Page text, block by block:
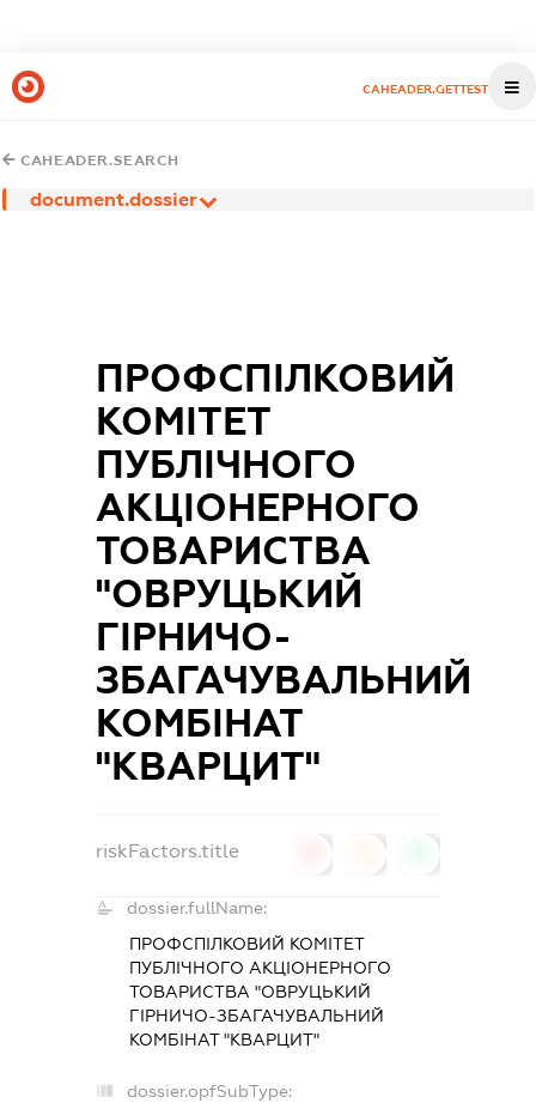
CAHEADER.GETTEST
CAHEADER.SEARCH
document.dossier
ПРОФСПІЛКОВИЙ
КОМІТЕТ
ПУБЛІЧНОГО
АКЦІОНЕРНОГО
ТОВАРИСТВА
"ОВРУЦЬКИЙ
ГІРНИЧО-
ЗБАГАЧУВАЛЬНИЙ
КОМБІНАТ
"КВАРЦИТ"
riskFactors.title
dossier.fullName:
ПРОФСПІЛКОВИЙ КОМІТЕТ
ПУБЛІЧНОГО АКЦІОНЕРНОГО
ТОВАРИСТВА "ОВРУЦЬКИЙ
ГІРНИЧО-ЗБАГАЧУВАЛЬНИЙ
КОМБІНАТ "КВАРЦИТ"
dossier.opfSubType: